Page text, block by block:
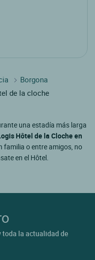
Borgona
de la cloche
una estadía más larga
Hôtel de la Cloche en
familia o entre amigos, no
en el Hôtel.
la actualidad de